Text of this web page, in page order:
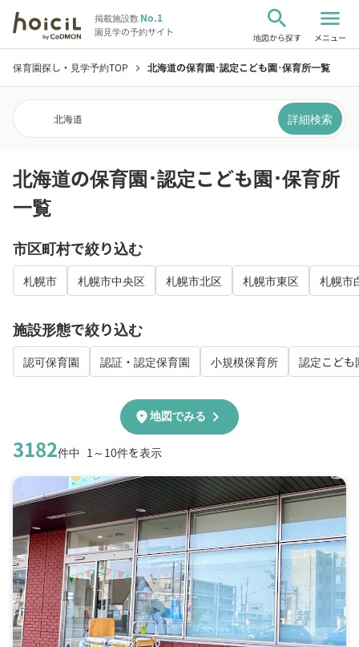
掲載施設数No.1
園見学の予約サイト
search
地図から探す
menu
メニュー
保育園探し・見学予約TOP chevron_right 北海道の保育園･認定こども園･保育所一覧
北海道 詳細検索
北海道の保育園･認定こども園･保育所
一覧
市区町村で絞り込む
札幌市 札幌市中央区 札幌市北区 札幌市東区 札幌市
施設形態で絞り込む
認可保育園 認証・認定保育園 小規模保育所 認定こども
3182件中 1～10件を表示
location_on地図でみる chevron_right